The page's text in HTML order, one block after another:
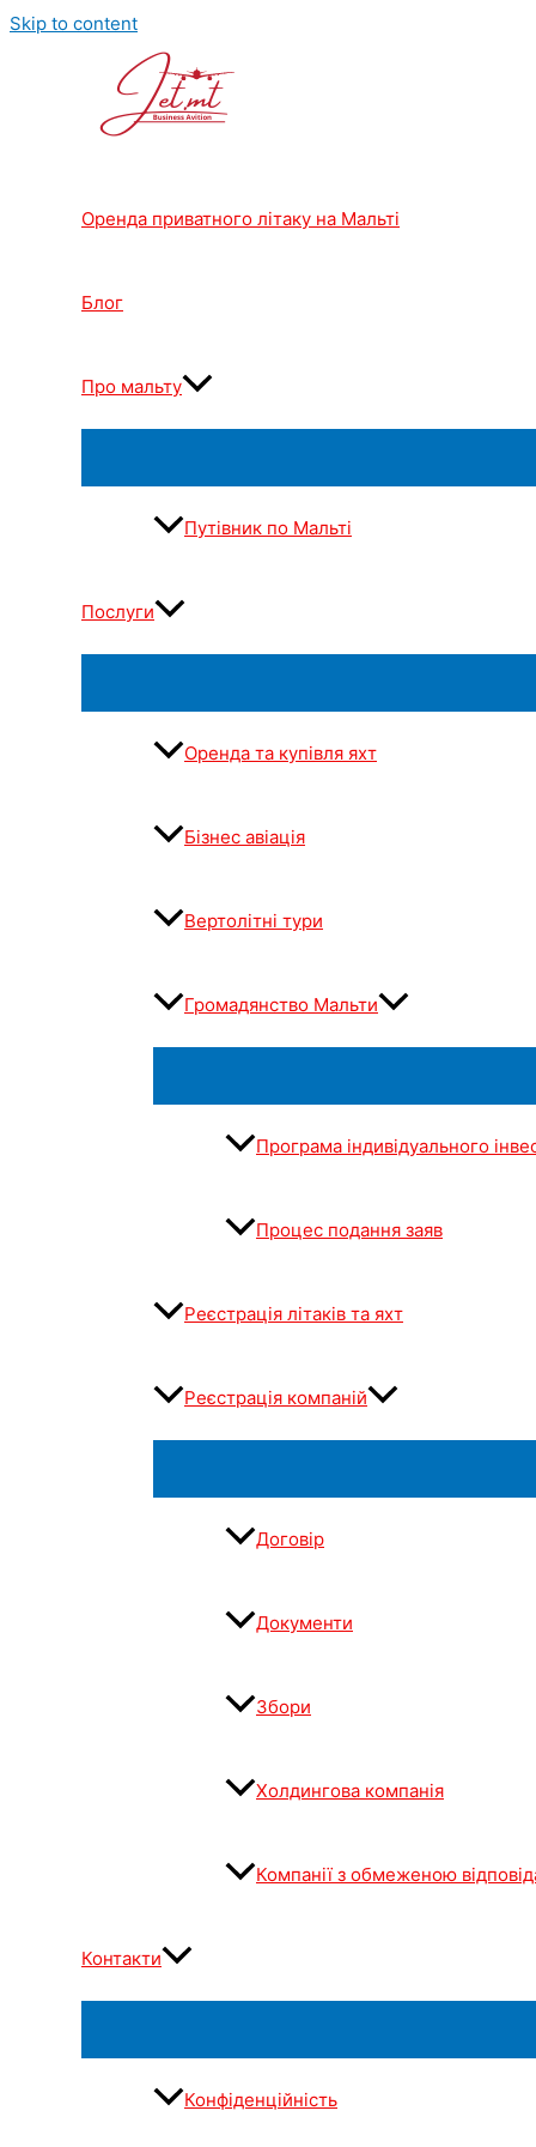
Skip to content
Оренда приватного літаку на Мальті
Блог
Про мальту
Путівник по Мальті
Послуги
Оренда та купівля яхт
Бізнес авіація
Вертолітні тури
Громадянство Мальти
Програма індивідуального
Процес подання заяв
Реєстрація літаків та яхт
Реєстрація компаній
Договір
Документи
Збори
Холдингова компанія
Компанії з обмеженою
Контакти
Конфіденційність